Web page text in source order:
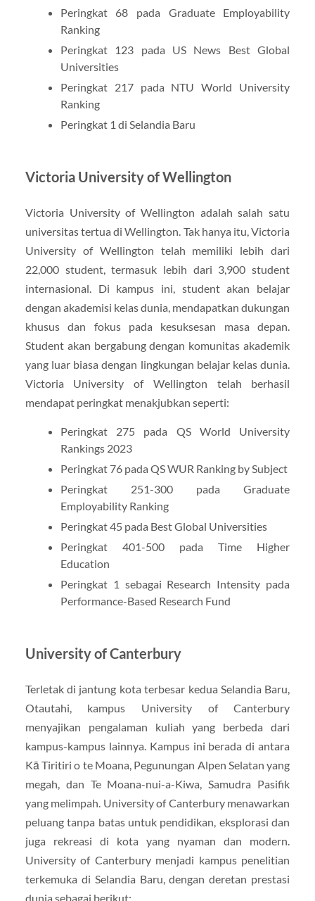
Peringkat 68 pada Graduate Employability
Ranking
Peringkat 123 pada US News Best Global
Universities
Peringkat 217 pada NTU World University
Ranking
Peringkat 1 di Selandia Baru
Victoria University of Wellington
Victoria University of Wellington adalah salah satu
universitas tertua di Wellington. Tak hanya itu, Victoria
University of Wellington telah memiliki lebih dari
22,000 student, termasuk lebih dari 3,900 student
internasional. Di kampus ini, student akan belajar
dengan akademisi kelas dunia, mendapatkan dukungan
khusus dan fokus pada kesuksesan masa depan.
Student akan bergabung dengan komunitas akademik
yang luar biasa dengan lingkungan belajar kelas dunia.
Victoria University of Wellington telah berhasil
mendapat peringkat menakjubkan seperti:
Peringkat 275 pada QS World University
Rankings 2023
Peringkat 76 pada QS WUR Ranking by Subject
Peringkat 251-300 pada Graduate
Employability Ranking
Peringkat 45 pada Best Global Universities
Peringkat 401-500 pada Time Higher
Education
Peringkat 1 sebagai Research Intensity pada
Performance-Based Research Fund
University of Canterbury
Terletak di jantung kota terbesar kedua Selandia Baru,
Otautahi, kampus University of Canterbury
menyajikan pengalaman kuliah yang berbeda dari
kampus-kampus lainnya. Kampus ini berada di antara
Kā Tiritiri o te Moana, Pegunungan Alpen Selatan yang
megah, dan Te Moana-nui-a-Kiwa, Samudra Pasifik
yang melimpah. University of Canterbury menawarkan
peluang tanpa batas untuk pendidikan, eksplorasi dan
juga rekreasi di kota yang nyaman dan modern.
University of Canterbury menjadi kampus penelitian
terkemuka di Selandia Baru, dengan deretan prestasi
dunia sebagai berikut: